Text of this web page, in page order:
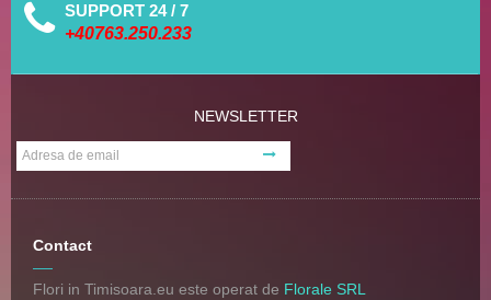
SUPPORT 24 / 7
+40763.250.233
NEWSLETTER
Contact
Flori in Timisoara.eu este operat de Florale SRL